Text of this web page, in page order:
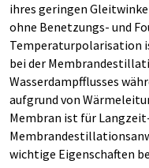
ihres geringen
ohne Benetzungs- und
Temperaturpolarisation
bei der
Wasserdampfflusses
aufgrund von
Membran ist für
wichtige Eigenschaften